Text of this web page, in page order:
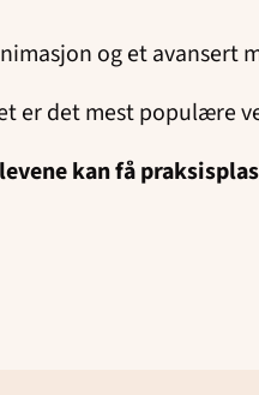
og et avansert
er det mest populære
kan få